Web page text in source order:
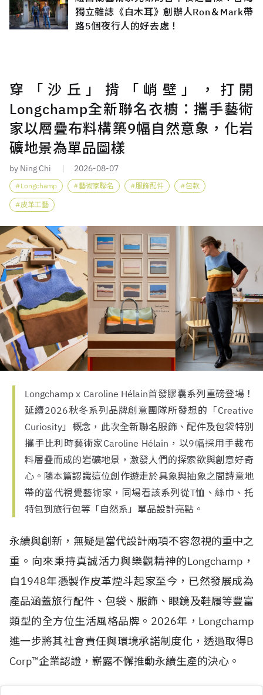
獨立雜誌《白木耳》創辦人Ron＆Mark帶
路5個夜行人的好去處！
穿「沙丘」揹「峭壁」，打開
Longchamp全新聯名衣櫥：攜手藝術
家以層疊布料構築9幅自然意象，化岩
礦地景為單品圖樣
by Ning Chi 2026-08-07
Longchamp 藝術家聯名 服飾配件 包款
皮革工藝
Longchamp x Caroline Hélain首發膠囊系列重磅登場！
延續2026秋冬系列品牌創意團隊所發想的「Creative
Curiosity」概念，此次全新聯名服飾、配件及包袋特別
攜手比利時藝術家Caroline Hélain，以9幅採用手裁布
料層疊而成的岩礦地景，激發人們的探索欲與創意好奇
心。隨本篇認識這位創作遊走於具象與抽象之間詩意地
帶的當代視覺藝術家，同場看該系列從T恤、絲巾、托
特包到旅行包等「自然系」單品設計亮點。
永續與創新，無疑是當代設計兩項不容忽視的重中之
重。向來秉持真誠活力與樂觀精神的Longchamp，
自1948年憑製作皮革煙斗起家至今，已然發展成為
產品涵蓋旅行配件、包袋、服飾、眼鏡及鞋履等豐富
類型的全方位生活風格品牌。2026年，Longchamp
進一步將其社會責任與環境承諾制度化，透過取得B
Corp™企業認證，嶄露不懈推動永續生產的決心。